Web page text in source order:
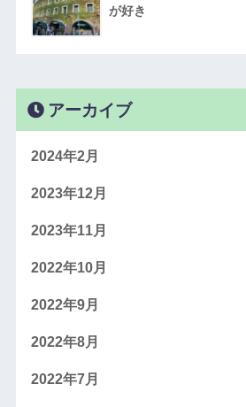
が好き
アーカイブ
2024年2月
2023年12月
2023年11月
2022年10月
2022年9月
2022年8月
2022年7月